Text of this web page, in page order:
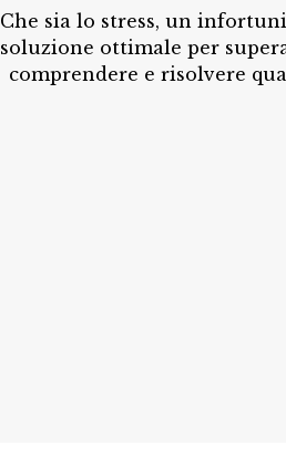
Che sia lo stress, un
soluzione ottimale per
comprendere e risolvere